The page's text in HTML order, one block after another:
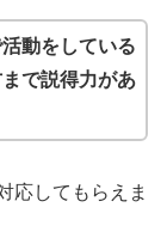
動をしている
で説得力があ
応してもらえま